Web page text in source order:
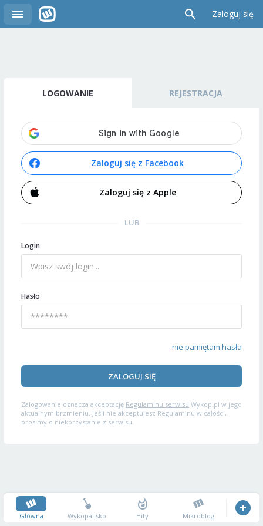
Zaloguj się
LOGOWANIE REJESTRACJA
Zaloguj się z Facebook
Zaloguj się z Apple
LUB
Login
Hasło
nie pamiętam hasła
ZALOGUJ SIĘ
Zalogowanie oznacza akceptację Regulaminu serwisu Wykop.pl w jego
aktualnym brzmieniu. Jeśli nie akceptujesz Regulaminu w całości,
prosimy o niekorzystanie z serwisu.
Główna Wykopalisko Hity Mikroblog